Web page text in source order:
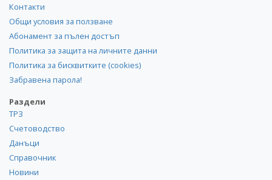
Контакти
Общи условия за ползване
Абонамент за пълен достъп
Политика за защита на личните данни
Политика за бисквитките (cookies)
Забравена парола!
Раздели
ТРЗ
Счетоводство
Данъци
Справочник
Новини